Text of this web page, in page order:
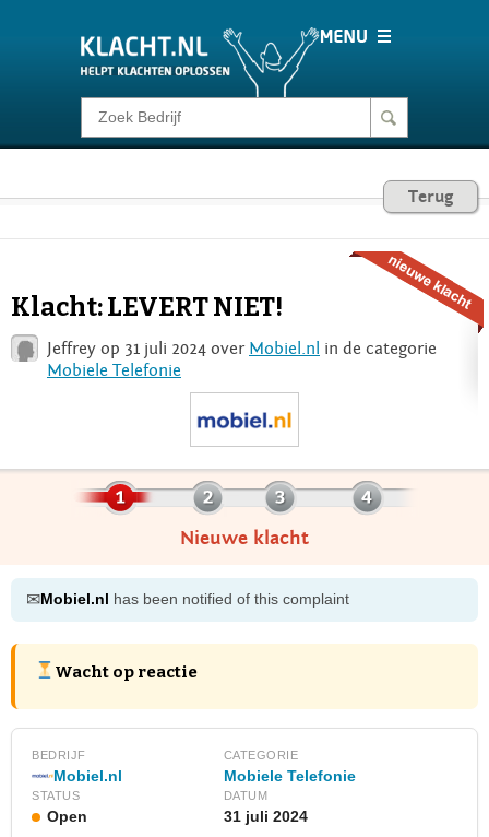
Klacht melden
Consumentenrecht Terug
Klacht: LEVERT NIET!
Jeffrey op 31 juli 2024 over Mobiel.nl in de categorie
Mobiele Telefonie
Nieuwe klacht
✉Mobiel.nl has been notified of this complaint
Wacht op reactie
BEDRIJF
Mobiel.nl
CATEGORIE
Mobiele Telefonie
STATUS
Open
DATUM
31 juli 2024